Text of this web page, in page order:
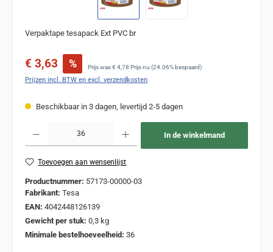
Verpaktape tesapack Ext PVC br
Verkoopprijs:
€ 3,63 % Prijs wasNormale prijs:
€ 4,78 Prijs nu (24.06% bespaard)
Prijzen incl. BTW en excl. verzendkosten
Beschikbaar in 3 dagen, levertijd 2-5 dagen
In de winkelmand
Toevoegen aan wensenlijst
Productnummer: 57173-00000-03
Fabrikant: Tesa
EAN: 4042448126139
Gewicht per stuk: 0,3 kg
Minimale bestelhoeveelheid: 36